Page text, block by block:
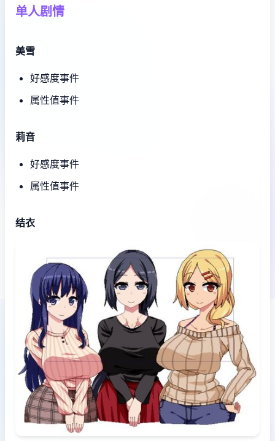
单人剧情
美雪
好感度事件
属性值事件
莉音
好感度事件
属性值事件
结衣